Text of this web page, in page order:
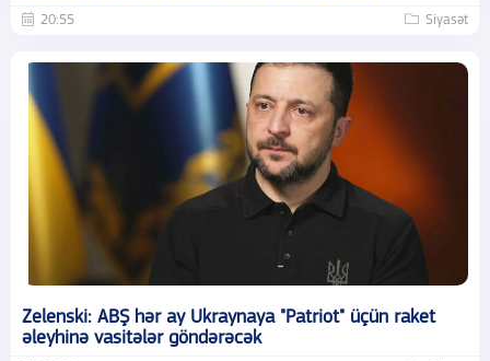
20:55 Siyasət
Zelenski: ABŞ hər ay Ukraynaya "Patriot" üçün raket
əleyhinə vasitələr göndərəcək